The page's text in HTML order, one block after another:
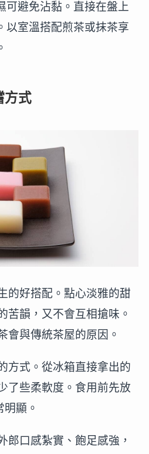
可避免沾黏。直接在盤上
以室溫搭配煎茶或抹茶享
方式
的好搭配。點心淡雅的甜
苦韻，又不會互相搶味。
會與傳統茶屋的原因。
方式。從冰箱直接拿出的
了些柔軟度。食用前先放
顯。
郎口感紮實、飽足感強，